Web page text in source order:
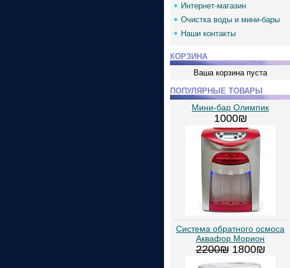
Интернет-магазин
Очистка воды и мини-бары
Наши контакты
КОРЗИНА
Ваша корзина пуста
ПОПУЛЯРНЫЕ ТОВАРЫ
Мини-бар Олимпик
1000₪
Cистема обратного осмоса
Аквафор Морион
2200₪ 1800₪